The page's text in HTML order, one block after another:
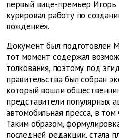
первый вице-премьер
курировал работу по
вождение».
Документ был подготовлен
тот момент содержал
толкования, поэтому под
правительства был собран
который вошли
представители популярных
автомобильная пресса, в том
Таким образом,
последней редакции, стала